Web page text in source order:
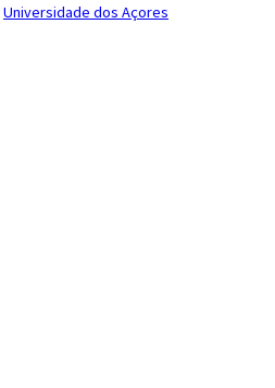
Universidade dos Açores